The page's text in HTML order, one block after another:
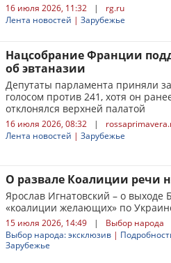
16 июля 2026, 11:32 |
rg.ru
Лента новостей | Зарубежье
Нацсобрание Франции
об эвтаназии
Депутаты парламента приняли
голосом против 241, хотя он
отклонялся верхней палатой
16 июля 2026, 08:32 |
Лента новостей | Зарубежье
О развале Коалиции речи
Ярослав Игнатовский – о выходе
«коалиции желающих» по
15 июля 2026, 14:49 |
Выбор народа
Выбор народа: эксклюзив |
Зарубежье